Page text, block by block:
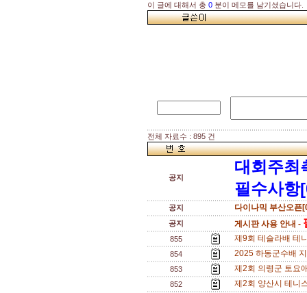
이 글에 대해서 총 0 분이 메모를 남기셨습니다.
전체 자료수 : 895 건
공지
대회주최
필수사항
공지 다이나믹 부산오픈
공지 게시판 사용 안내 -
855 제9회 테슬라배 테
854 2025 하동군수배
853 제2회 의령군 토요
852 제2회 양산시 테니